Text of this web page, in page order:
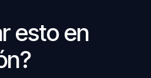
esto en